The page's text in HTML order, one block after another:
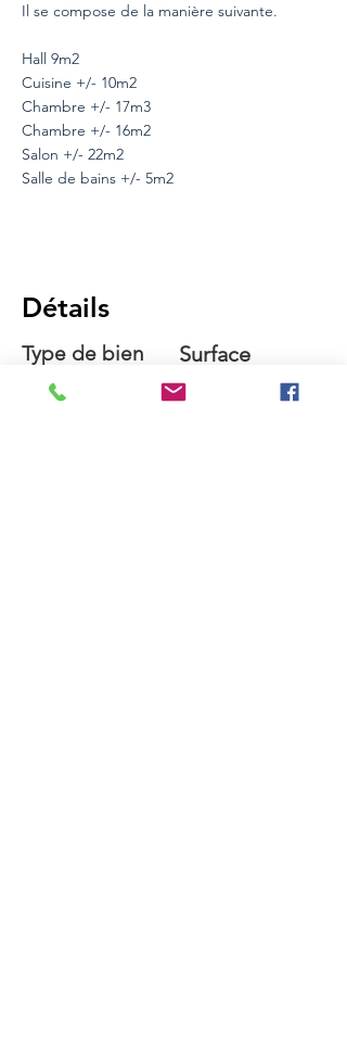
Il se compose de la manière suivante.
Hall 9m2
Cuisine +/- 10m2
Chambre +/- 17m3
Chambre +/- 16m2
Salon +/- 22m2
Salle de bains +/- 5m2
Détails
Type de bien
Appartement
Surface
84 m2